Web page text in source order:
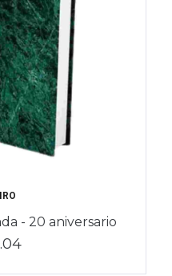
- 20 aniversario